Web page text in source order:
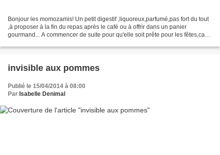
Bonjour les momozamis! Un petit digestif ,liquoreux,parfumé,pas fort du tout
,à proposer à la fin du repas après le café ou à offrir dans un panier
gourmand... A commencer de suite pour qu'elle soit prête pour les fêtes,car
invisible aux pommes
Publié le 15/04/2014 à 08:00
Par Isabelle Denimal